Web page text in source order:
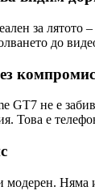
за лятото
до
GT7 не е
Това е
модерен. Няма